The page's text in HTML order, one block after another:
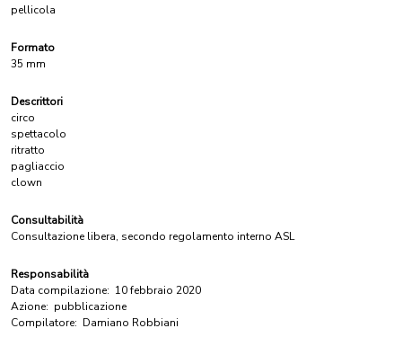
pellicola
Formato
35 mm
Descrittori
circo
spettacolo
ritratto
pagliaccio
clown
Consultabilità
Consultazione libera, secondo regolamento interno ASL
Responsabilità
Data compilazione: 10 febbraio 2020
Azione: pubblicazione
Compilatore: Damiano Robbiani